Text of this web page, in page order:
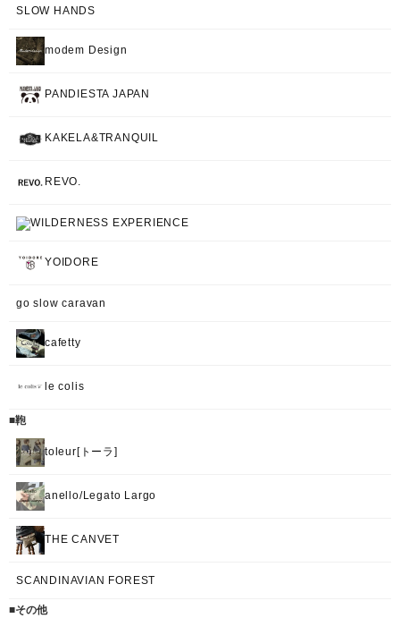
SLOW HANDS
modem Design
PANDIESTA JAPAN
KAKELA&TRANQUIL
REVO.
WILDERNESS EXPERIENCE
YOIDORE
go slow caravan
cafetty
le colis
■鞄
toleur[トーラ]
anello/Legato Largo
THE CANVET
SCANDINAVIAN FOREST
■その他